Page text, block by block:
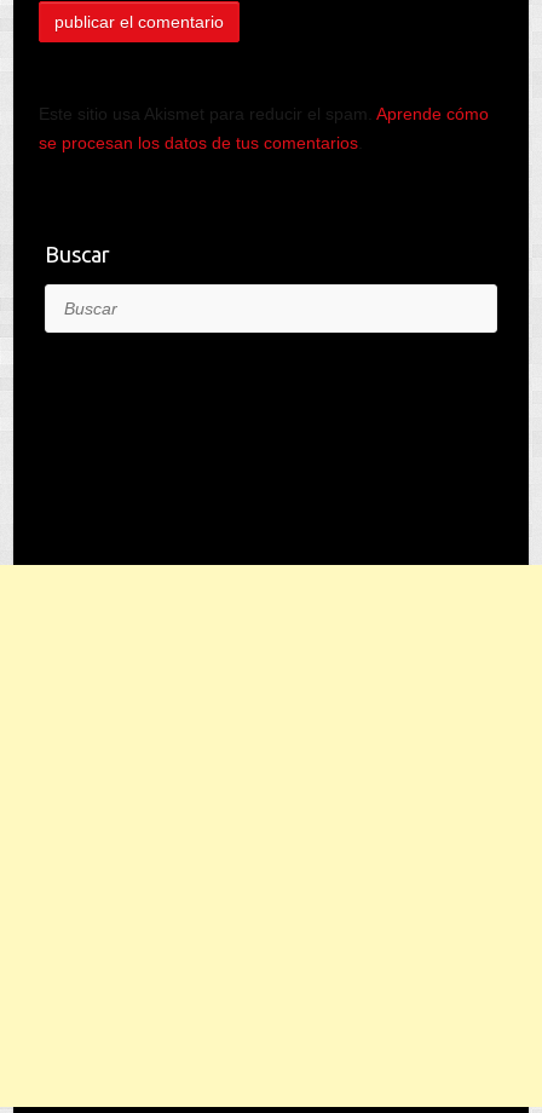
Este sitio usa Akismet para reducir el spam. Aprende cómo
se procesan los datos de tus comentarios.
Buscar
Buscar